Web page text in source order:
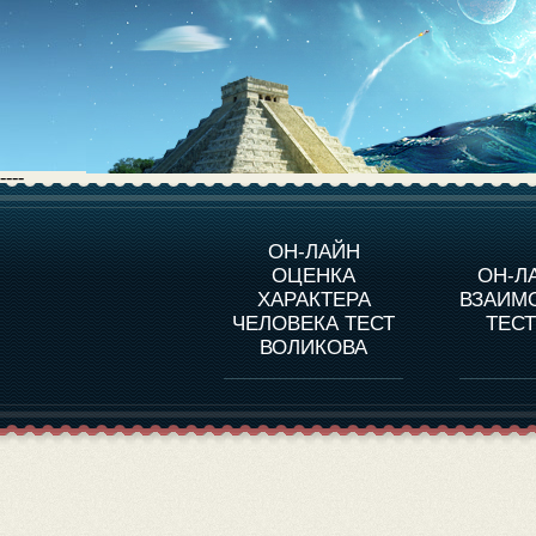
----
ОН-ЛАЙН
ОЦЕНКА
ХАРАКТЕРА
ЧЕЛОВЕКА ТЕСТ
ВОЛИКОВА
ОН-
О ПРОГРАММЕ
ОЦЕНКА ХАРАКТЕРA
ЧЕЛОВЕКА
ОЦЕНКА ХАРАКТЕРА
ВЫДАЮЩИХСЯ
ЛИЧНОСТЕЙ